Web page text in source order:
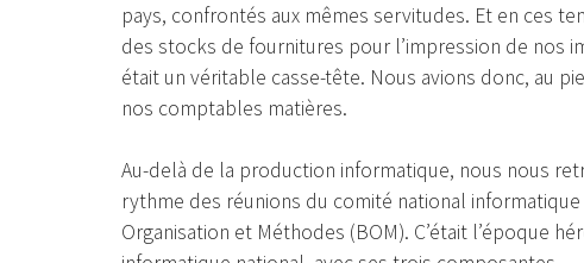
pays, confrontés aux mêmes servitudes. Et en ces
des stocks de fournitures pour l’impression de nos
était un véritable casse-tête. Nous avions donc, au
nos comptables matières.
Au-delà de la production informatique, nous nous
rythme des réunions du comité national
Organisation et Méthodes (BOM). C’était l’époque